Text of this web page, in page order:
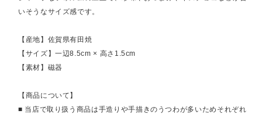
いそうなサイズ感です。
【産地】佐賀県有田焼
【サイズ】一辺8.5cm × 高さ1.5cm
【素材】磁器
【商品について】
■ 当店で取り扱う商品は手造りや手描きのうつわが多いためそれぞれ